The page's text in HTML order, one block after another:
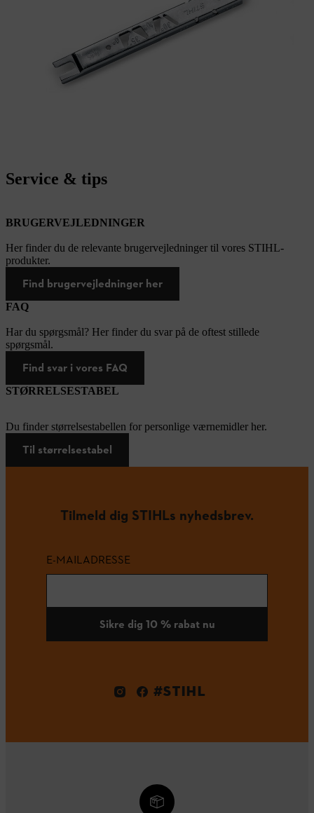
Service & tips
BRUGERVEJLEDNINGER
Her finder du de relevante brugervejledninger til vores STIHL-
produkter.
Find brugervejledninger her
FAQ
Har du spørgsmål? Her finder du svar på de oftest stillede
spørgsmål.
Find svar i vores FAQ
STØRRELSESTABEL
Du finder størrelsestabellen for personlige værnemidler her.
Til størrelsestabel
Tilmeld dig STIHLs nyhedsbrev.
E-MAILADRESSE
Sikre dig 10 % rabat nu
#STIHL